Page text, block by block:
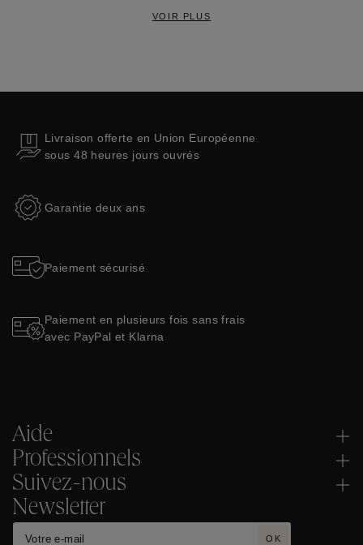
VOIR PLUS
Livraison offerte en Union Européenne
sous 48 heures jours ouvrés
Garantie deux ans
Paiement sécurisé
Paiement en plusieurs fois sans frais
avec PayPal et Klarna
Aide
Professionnels
Suivez-nous
Newsletter
OK